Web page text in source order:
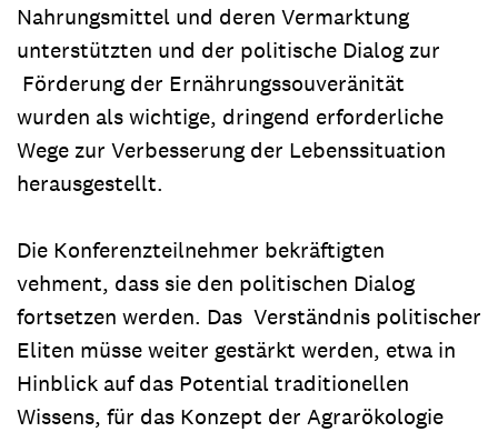
Nahrungsmittel und deren Vermarktung
unterstützten und der politische Dialog zur
Förderung der Ernährungssouveränität
wurden als wichtige, dringend erforderliche
Wege zur Verbesserung der Lebenssituation
herausgestellt.
Die Konferenzteilnehmer bekräftigten
vehment, dass sie den politischen Dialog
fortsetzen werden. Das Verständnis politischer
Eliten müsse weiter gestärkt werden, etwa in
Hinblick auf das Potential traditionellen
Wissens, für das Konzept der Agrarökologie